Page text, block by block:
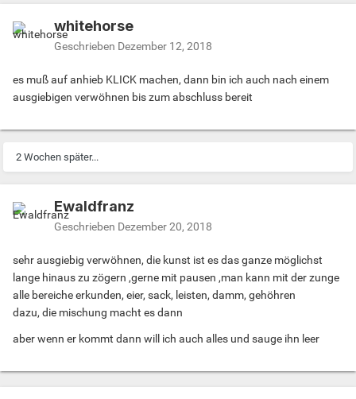
whitehorse
Geschrieben Dezember 12, 2018
es muß auf anhieb KLICK machen, dann bin ich auch nach einem
ausgiebigen verwöhnen bis zum abschluss bereit
2 Wochen später...
Ewaldfranz
Geschrieben Dezember 20, 2018
sehr ausgiebig verwöhnen, die kunst ist es das ganze möglichst
lange hinaus zu zögern ,gerne mit pausen ,man kann mit der zunge
alle bereiche erkunden, eier, sack, leisten, damm, gehöhren
dazu, die mischung macht es dann
aber wenn er kommt dann will ich auch alles und sauge ihn leer